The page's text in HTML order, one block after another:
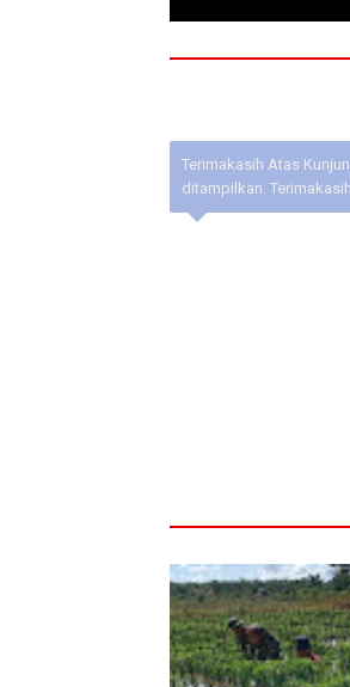
Terimakasih Atas
ditampilkan.